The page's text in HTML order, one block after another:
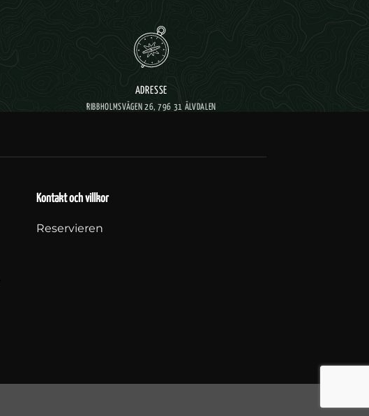
ADRESSE
RIBBHOLMSVÄGEN 26, 796 31 ÄLVDALEN
Kontakt och villkor
Reservieren